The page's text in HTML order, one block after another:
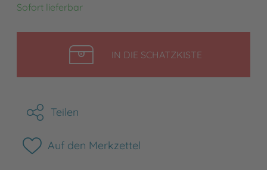
Sofort lieferbar
IN DIE SCHATZKISTELEGEN
Teilen
Auf den Merkzettel